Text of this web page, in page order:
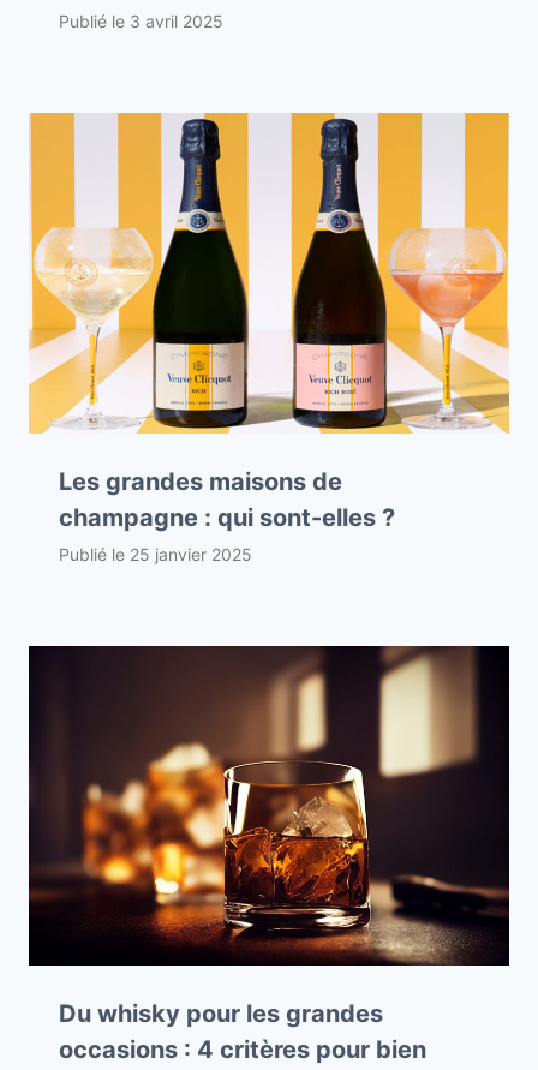
Publié le 3 avril 2025
Les grandes maisons de
champagne : qui sont-elles ?
Publié le 25 janvier 2025
Du whisky pour les grandes
occasions : 4 critères pour bien